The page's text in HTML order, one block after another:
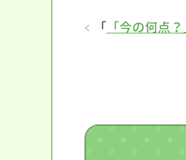
「 「今の何点